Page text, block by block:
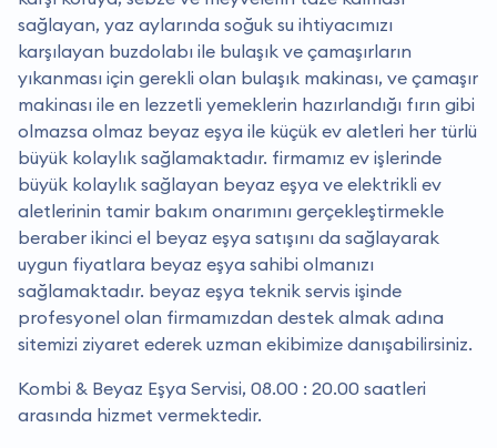
sağlayan, yaz aylarında soğuk su ihtiyacımızı
karşılayan buzdolabı ile bulaşık ve çamaşırların
yıkanması için gerekli olan bulaşık makinası, ve çamaşır
makinası ile en lezzetli yemeklerin hazırlandığı fırın gibi
olmazsa olmaz beyaz eşya ile küçük ev aletleri her türlü
büyük kolaylık sağlamaktadır. firmamız ev işlerinde
büyük kolaylık sağlayan beyaz eşya ve elektrikli ev
aletlerinin tamir bakım onarımını gerçekleştirmekle
beraber ikinci el beyaz eşya satışını da sağlayarak
uygun fiyatlara beyaz eşya sahibi olmanızı
sağlamaktadır. beyaz eşya teknik servis işinde
profesyonel olan firmamızdan destek almak adına
sitemizi ziyaret ederek uzman ekibimize danışabilirsiniz.
Kombi & Beyaz Eşya Servisi, 08.00 : 20.00 saatleri
arasında hizmet vermektedir.